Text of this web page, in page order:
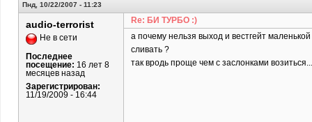
Пнд, 10/22/2007 - 11:23
audio-terrorist
Не в сети
Последнее
посещение: 16 лет 8
месяцев назад
Зарегистрирован:
11/19/2009 - 16:44
Re: БИ ТУРБО :)
а почему нельзя выход и вестгейт
сливать ?
так вродь проще чем с заслонками возиться...